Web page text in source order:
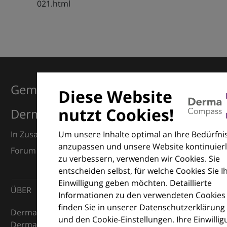
021.html
Diese Website
nutzt Cookies!
Um unsere Inhalte optimal an Ihre
anzupassen und unsere Website
zu verbessern, verwenden wir Cookies. Sie
entscheiden selbst, für welche Cookies Sie
Einwilligung geben möchten. Detaillierte
Informationen zu den verwendeten Cookies
finden Sie in unserer Datenschutzerklärung
und den Cookie-Einstellungen. Ihre
Gemeinsam für Exzellenz in der
Dermatologie
In Zusammenarbeit mit dem European Dermatology
Forum (EDF) und Euroderm Excellence
ÜBER
DermaCompass ist Ihr digitaler Kompass für die
Dermatologie – mit Wissen, Bildern und praktischen